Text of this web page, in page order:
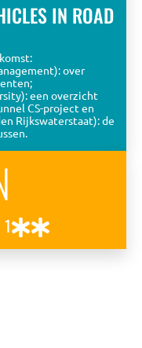
IN ROAD
over
een overzicht
CS-project en
Rijkswaterstaat): de